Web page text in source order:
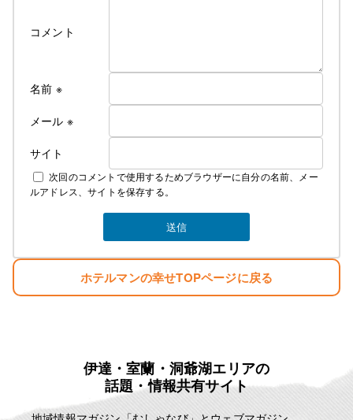
コメント
名前 ※
メール ※
サイト
次回のコメントで使用するためブラウザーに自分の名前、メー
ルアドレス、サイトを保存する。
ホテルマンの幸せTOPページに戻る
伊達・室蘭・洞爺湖エリアの
話題・情報共有サイト